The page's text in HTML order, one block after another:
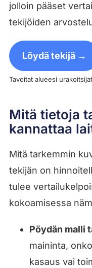
jolloin pääset
tekijöiden
Löydä tekijä →
Tavoitat alueesi
Mitä tietoja
kannattaa
Mitä tarkemmin
tekijän on
tulee
kokoamisessa
Pöydän malli
maininta,
kasaus vai